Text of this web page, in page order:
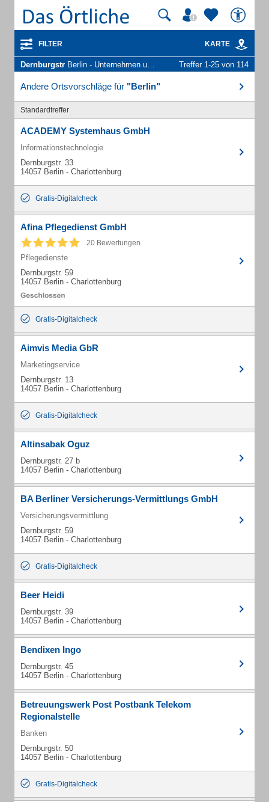
FILTER KARTE
Dernburgstr Berlin - Unternehmen und Personen Treffer 1-25 von 114
Andere Ortsvorschläge für "Berlin"
Standardtreffer
ACADEMY Systemhaus GmbH
Informationstechnologie
Dernburgstr. 33
14057 Berlin - Charlottenburg
Gratis-Digitalcheck
Afina Pflegedienst GmbH
20 Bewertungen
Pflegedienste
Dernburgstr. 59
14057 Berlin - Charlottenburg
Gratis-Digitalcheck
Aimvis Media GbR
Marketingservice
Dernburgstr. 13
14057 Berlin - Charlottenburg
Gratis-Digitalcheck
Altinsabak Oguz
Dernburgstr. 27 b
14057 Berlin - Charlottenburg
BA Berliner Versicherungs-Vermittlungs GmbH
Versicherungsvermittlung
Dernburgstr. 59
14057 Berlin - Charlottenburg
Gratis-Digitalcheck
Beer Heidi
Dernburgstr. 39
14057 Berlin - Charlottenburg
Bendixen Ingo
Dernburgstr. 45
14057 Berlin - Charlottenburg
Betreuungswerk Post Postbank Telekom
Regionalstelle
Banken
Dernburgstr. 50
14057 Berlin - Charlottenburg
Gratis-Digitalcheck